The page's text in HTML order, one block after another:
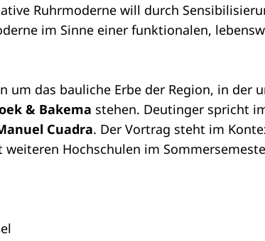
Ruhrmoderne will durch
im Sinne einer funktionalen,
das bauliche Erbe der Region, in der
& Bakema stehen. Deutinger spricht
Cuadra. Der Vortrag steht im
Hochschulen im